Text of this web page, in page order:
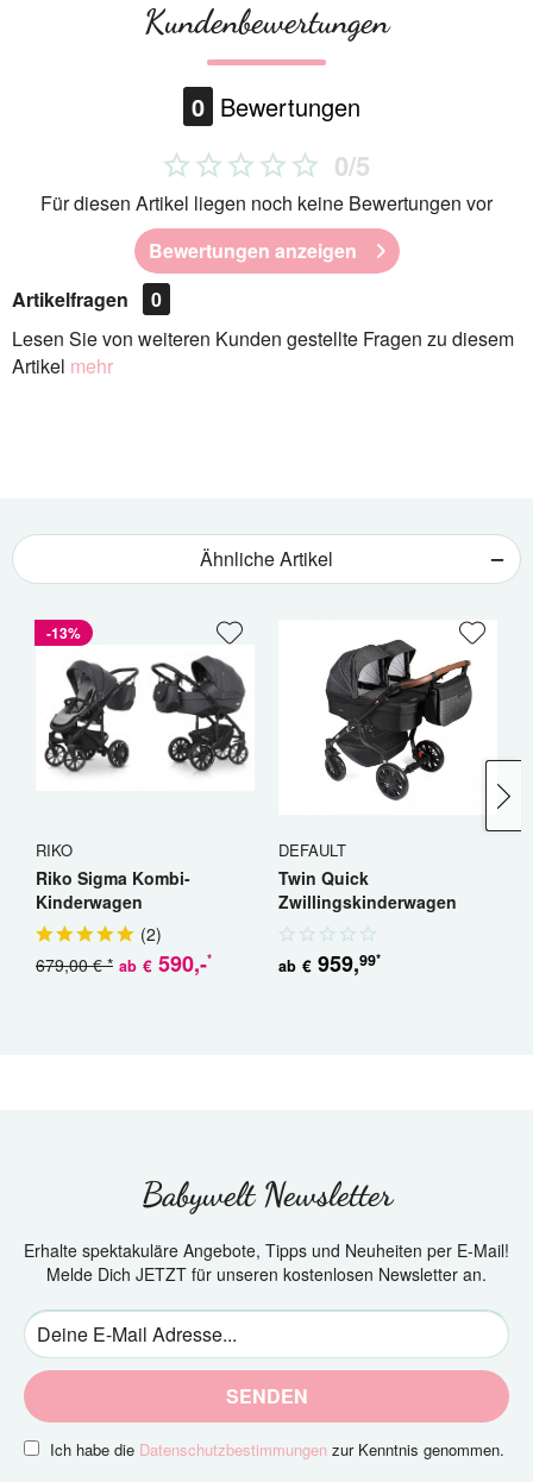
Kundenbewertungen
0 Bewertungen
0/5
Für diesen Artikel liegen noch keine Bewertungen vor
Bewertungen anzeigen
Artikelfragen
0
Lesen Sie von weiteren Kunden gestellte Fragen zu diesem
Artikel mehr
Ähnliche Artikel
-13%
RIKO
Riko Sigma Kombi-
Kinderwagen
(2)
ab € 590,-*
679,00 € *
DEFAULT
Twin Quick
Zwillingskinderwagen
Geschwisterwagen
ab € 959,99*
Babywelt Newsletter
Erhalte spektakuläre Angebote, Tipps und Neuheiten per E-Mail!
Melde Dich JETZT für unseren kostenlosen Newsletter an.
SENDEN
Ich habe die Datenschutzbestimmungen zur Kenntnis genommen.